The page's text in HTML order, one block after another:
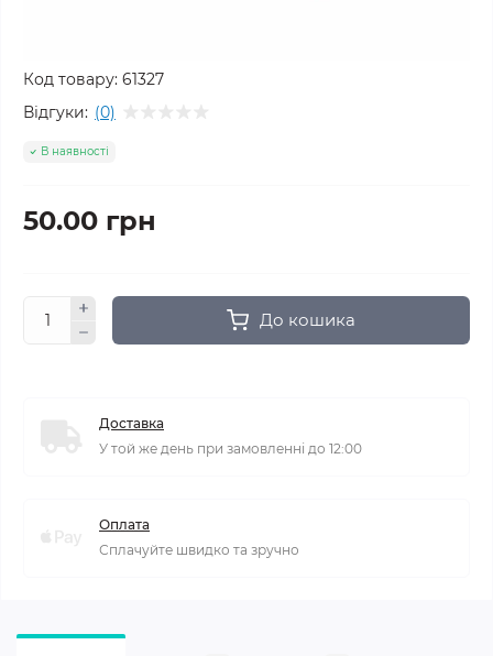
Код товару: 61327
Відгуки: (0)
В наявності
50.00 грн
До кошика
Доставка
У той же день при замовленні до 12:00
Оплата
Сплачуйте швидко та зручно